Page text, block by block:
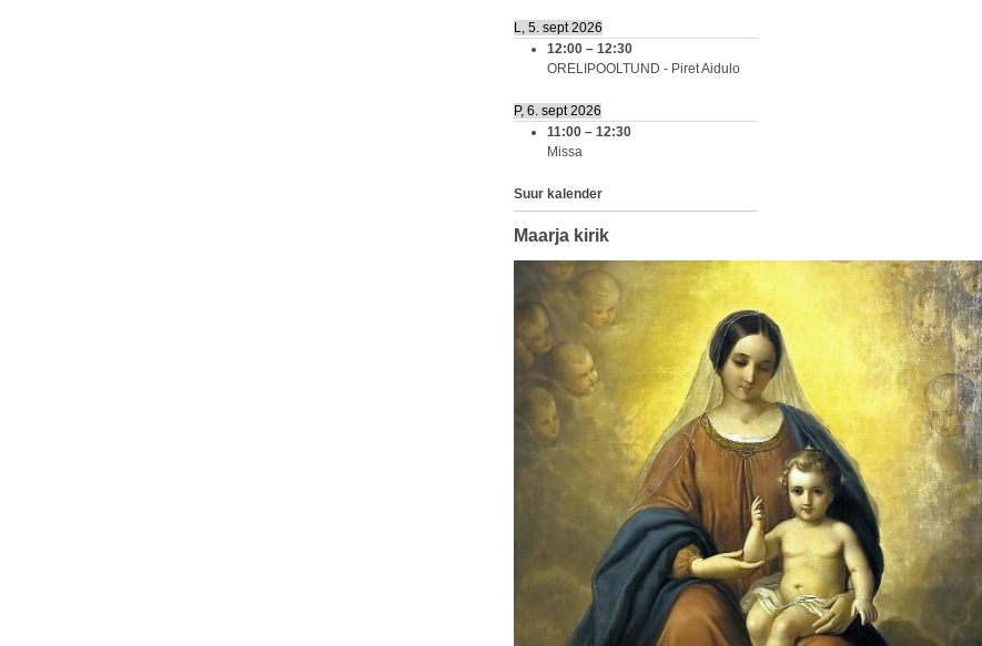
L, 5. sept 2026
12:00 – 12:30
ORELIPOOLTUND - Piret Aidulo
P, 6. sept 2026
11:00 – 12:30
Missa
Suur kalender
Maarja kirik